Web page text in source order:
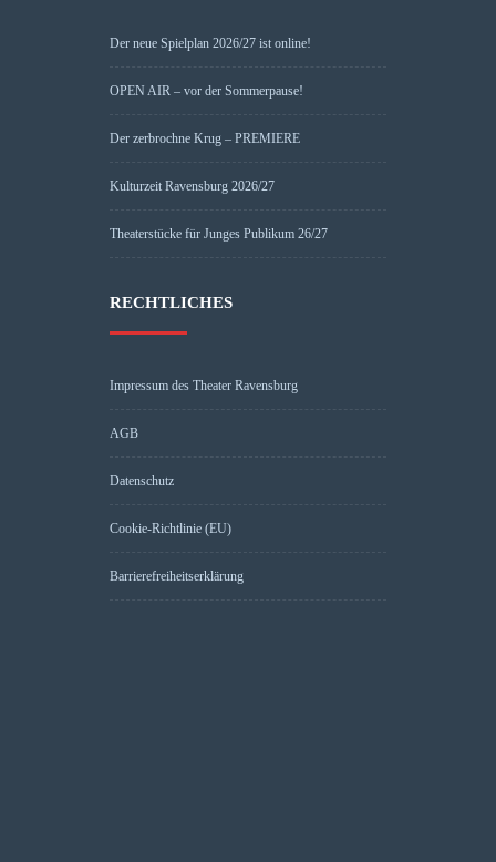
Der neue Spielplan 2026/27 ist online!
OPEN AIR – vor der Sommerpause!
Der zerbrochne Krug – PREMIERE
Kulturzeit Ravensburg 2026/27
Theaterstücke für Junges Publikum 26/27
RECHTLICHES
Impressum des Theater Ravensburg
AGB
Datenschutz
Cookie-Richtlinie (EU)
Barrierefreiheitserklärung